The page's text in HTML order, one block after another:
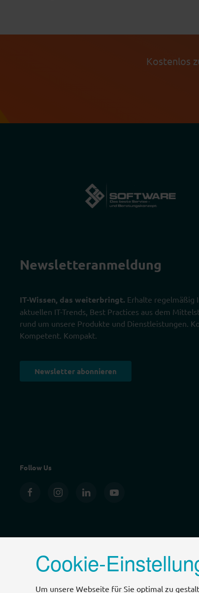
Kostenlos
Newsletter­anmeldung
IT-Wissen, das weiterbringt. Erhalte regelmäßig
aktuellen IT-Trends, Best Practices aus dem
rund um unsere Produkte und Dienstleistungen.
Kompetent. Kompakt.
Newsletter abonnieren
Follow Us
Cookie-
Um unsere Webseite für Sie optimal zu